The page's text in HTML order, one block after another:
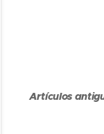
Artículos